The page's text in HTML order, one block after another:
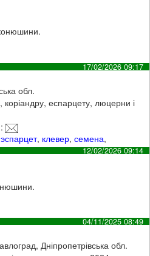
17/02/2026 09:17
обл.
еспарцету, люцерни і
:
эспарцет, клевер,семена,
12/02/2026 09:14
04/11/2025 08:49
Дніпропетрівська обл.